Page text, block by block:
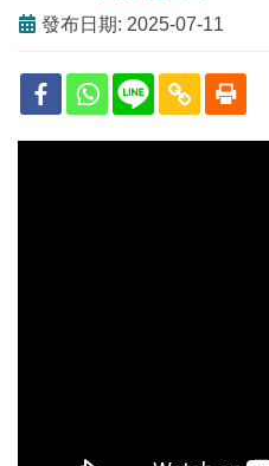
發布日期: 2025-07-11